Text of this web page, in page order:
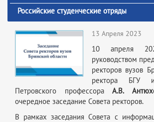
Российские студенческие отряды
13 Апреля 2023
10 апреля
руководством
ректоров вузов
ректора БГУ
Петровского профессора А.В.
очередное заседание Совета ректоров.
В рамках заседания Совета с